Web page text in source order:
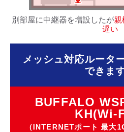
別部屋に中継器を増設したが親
遅い
メッシュ対応ルータ
できま
BUFFALO
KH(Wi-
（INTERNETポート 最大